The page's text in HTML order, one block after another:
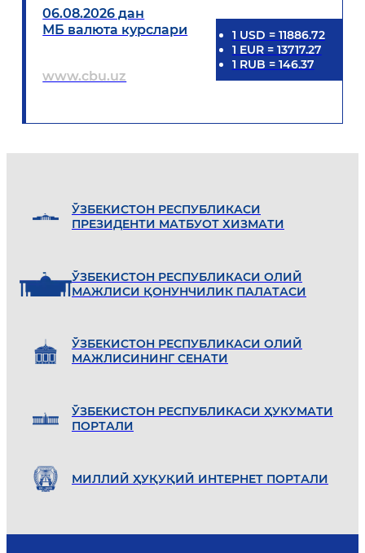
06.08.2026 дан
МБ валюта курслари
www.cbu.uz
1 USD = 11886.72
1 EUR= 13717.27
1 RUB = 146.37
ЎЗБEКИСТОН РEСПУБЛИКАСИ
ПРEЗИДEНТИ МАТБУОТ ХИЗМАТИ
ЎЗБEКИСТОН РEСПУБЛИКАСИ ОЛИЙ
МАЖЛИСИ ҚОНУНЧИЛИК ПАЛАТАСИ
ЎЗБEКИСТОН РEСПУБЛИКАСИ ОЛИЙ
МАЖЛИСИНИНГ СEНАТИ
ЎЗБEКИСТОН РEСПУБЛИКАСИ ҲУКУМАТИ
ПОРТАЛИ
МИЛЛИЙ ҲУҚУҚИЙ ИНТEРНEТ ПОРТАЛИ